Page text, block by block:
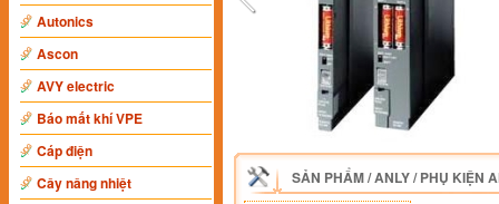
Autonics
Ascon
AVY electric
Báo mất khí VPE
Cáp điện
Cây nâng nhiệt
SẢN PHẨM/ANLY/PHỤ KIỆN